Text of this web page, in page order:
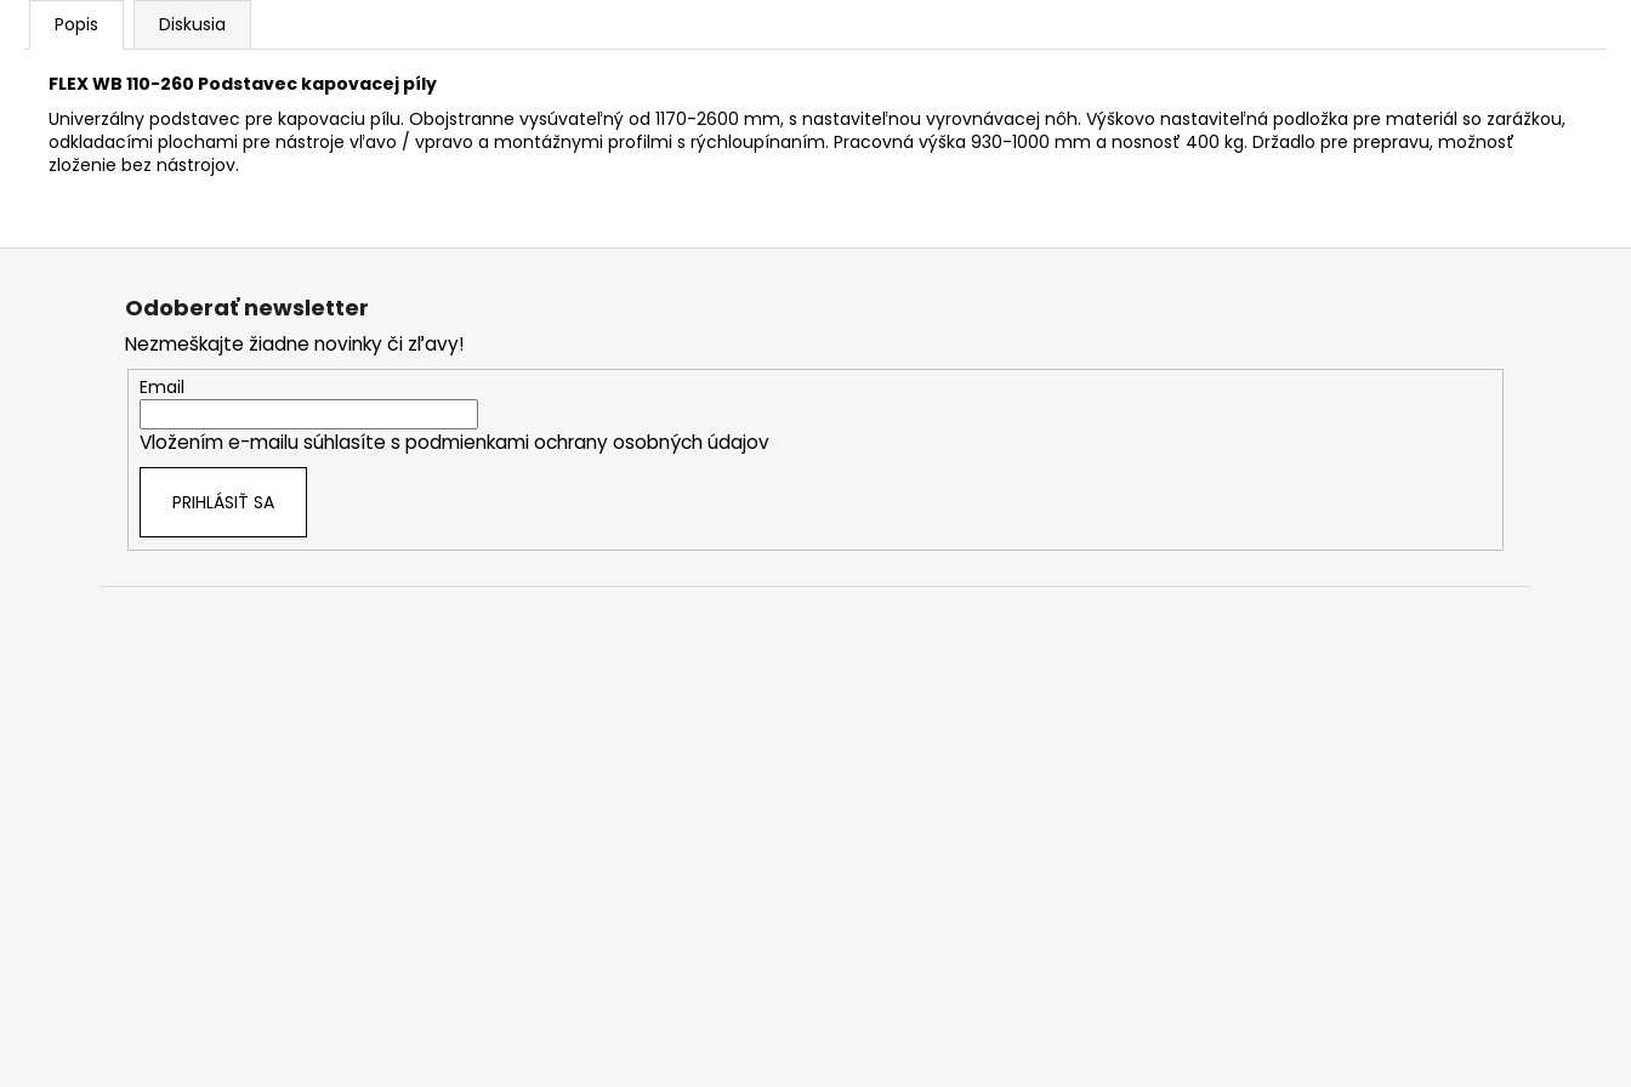
Popis Diskusia
FLEX WB 110-260 Podstavec kapovacej píly
Univerzálny podstavec pre kapovaciu pílu. Obojstranne vysúvateľný od 1170-2600 mm, s nastaviteľnou vyrovnávacej nôh. Výškovo nastaviteľná podložka pre materiál so zarážkou,
odkladacími plochami pre nástroje vľavo / vpravo a montážnymi profilmi s rýchloupínaním. Pracovná výška 930-1000 mm a nosnosť 400 kg. Držadlo pre prepravu, možnosť
zloženie bez nástrojov.
Z
Odoberať newsletter
Nezmeškajte žiadne novinky či zľavy!
Email
Vložením e-mailu súhlasíte s podmienkami ochrany osobných údajov
PRIHLÁSIŤ SA